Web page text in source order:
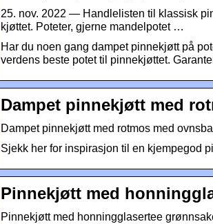
25. nov. 2022 — Handlelisten til klassisk
kjøttet. Poteter, gjerne mandelpotet …
Har du noen gang dampet pinnekjøtt på
verdens beste potet til pinnekjøttet.
Dampet pinnekjøtt med
Dampet pinnekjøtt med rotmos med
Sjekk her for inspirasjon til en kjempegod
Pinnekjøtt med
Pinnekjøtt med honningglasertee